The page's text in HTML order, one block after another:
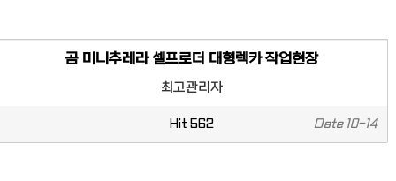
곰 미니추레라 셀프로더 대형렉카 작업현장
최고관리자
Hit 562 Date10-14